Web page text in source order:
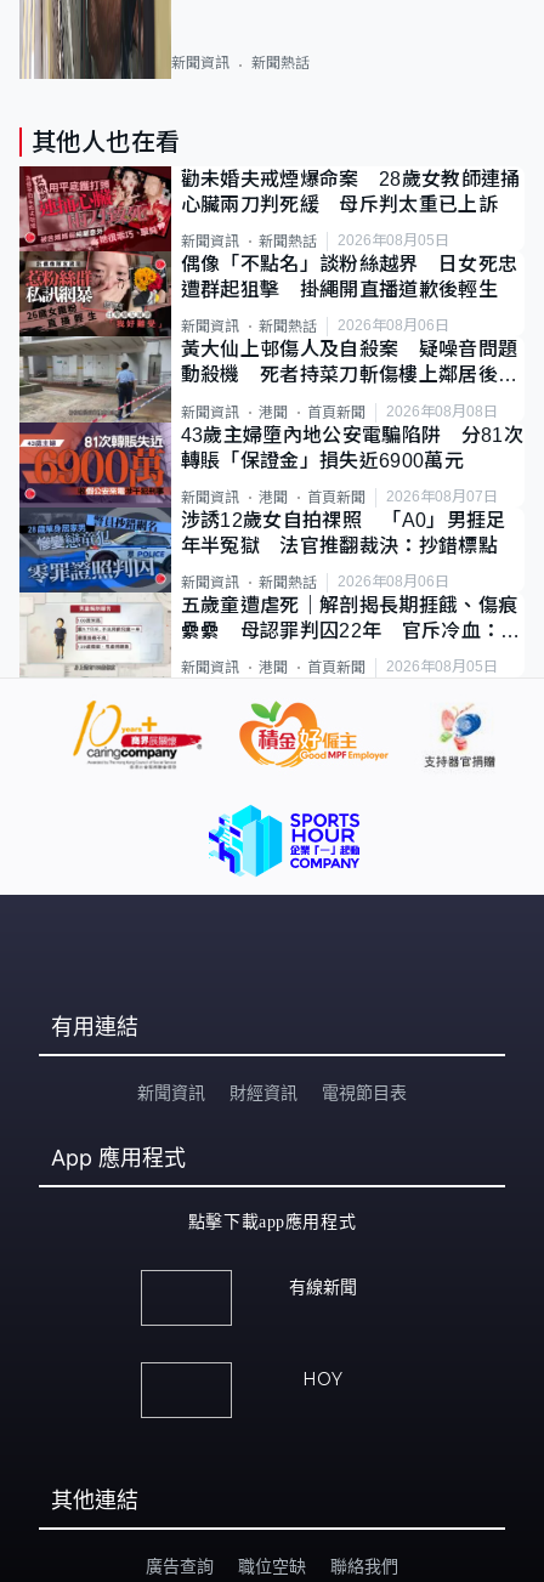
新聞資訊 新聞熱話
其他人也在看
勸未婚夫戒煙爆命案 28歲女教師連捅
心臟兩刀判死緩 母斥判太重已上訴
新聞資訊 新聞熱話 2026年08月05日
偶像「不點名」談粉絲越界 日女死忠
遭群起狙擊 掛繩開直播道歉後輕生
新聞資訊 新聞熱話 2026年08月06日
黃大仙上邨傷人及自殺案 疑噪音問題
動殺機 死者持菜刀斬傷樓上鄰居後墮
新聞資訊 港聞 首頁新聞 2026年08月08日
43歲主婦墮內地公安電騙陷阱 分81次
轉賬「保證金」損失近6900萬元
新聞資訊 港聞 首頁新聞 2026年08月07日
涉誘12歲女自拍祼照 「A0」男捱足
年半冤獄 法官推翻裁決：抄錯標點
新聞資訊 新聞熱話 2026年08月06日
五歲童遭虐死｜解剖揭長期捱餓、傷痕
纍纍 母認罪判囚22年 官斥冷血：同
類案最惡劣
新聞資訊 港聞 首頁新聞 2026年08月05日
有用連結
新聞資訊 財經資訊 電視節目表
App 應用程式
點擊下載app應用程式
有線新聞
HOY
其他連結
廣告查詢 職位空缺 聯絡我們